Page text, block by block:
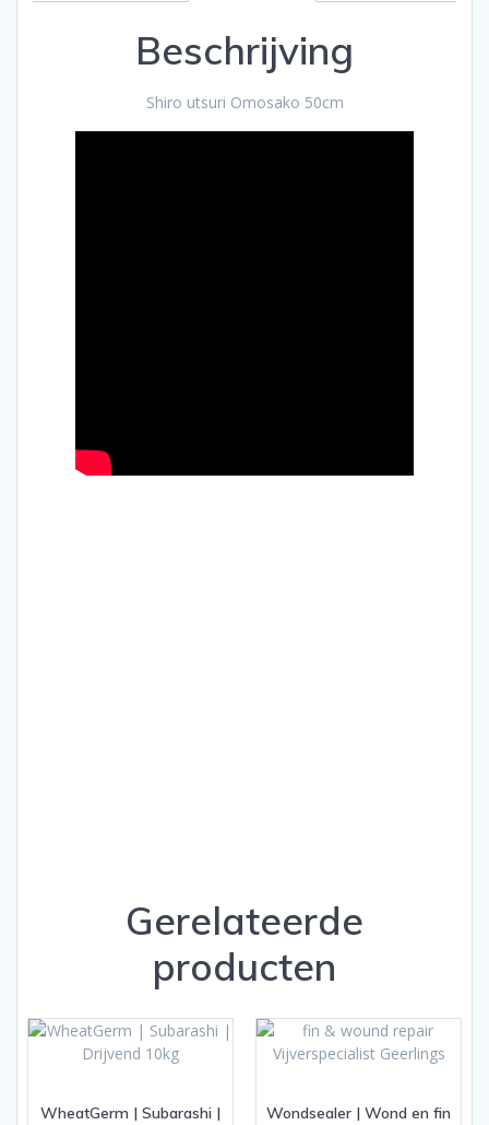
Beschrijving
Shiro utsuri Omosako 50cm
Gerelateerde
producten
WheatGerm | Subarashi |
Wondsealer | Wond en fin